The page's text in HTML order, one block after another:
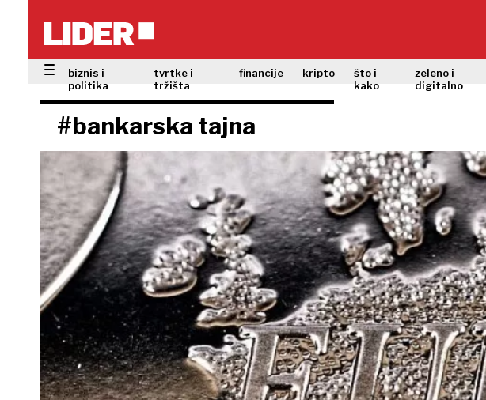
biznis i
politika
tvrtke i
tržišta
financije kripto
što i
kako
zeleno i
digitalno
#bankarska tajna